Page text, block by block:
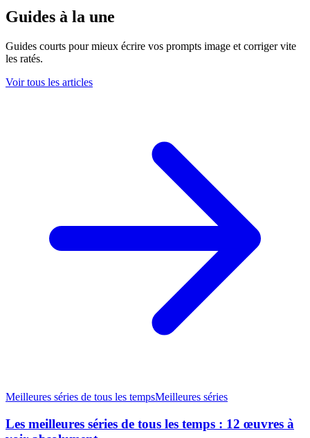
Guides à la une
Guides courts pour mieux écrire vos prompts image et corriger vite
les ratés.
Voir tous les articles
Meilleures séries de tous les tempsMeilleures séries
Les meilleures séries de tous les temps : 12 œuvres à